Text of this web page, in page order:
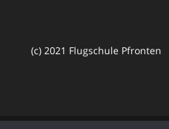
(c) 2021 Flugschule Pfronten